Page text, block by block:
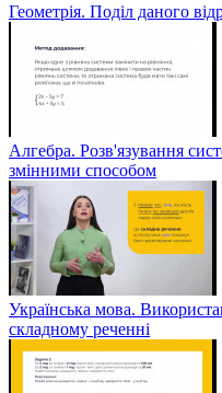
Геометрія. Поділ даного
Алгебра. Розв'язування
змінними способом
Українська мова.
складному реченні